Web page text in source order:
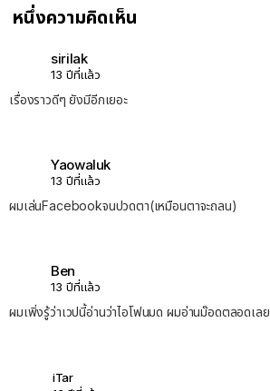
หนึ่งความคิดเห็น
sirilak
13 ปีที่แล้ว
เรื่องราวดีๆ ยังมีอีกเยอะ
Yaowaluk
13 ปีที่แล้ว
ผมเล่นFacebookจนปวดตา(เหมือนตาจะถลน)
Ben
13 ปีที่แล้ว
ผมเพิ่งรู้ว่าเวปนี้อ่านว่าไอโฟนมด ผมอ่านม๊อดตลอดเลย
iTar